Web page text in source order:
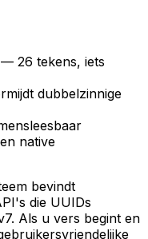
26 tekens, iets
dubbelzinnige
native
bevindt
die UUIDs
Als u vers begint en